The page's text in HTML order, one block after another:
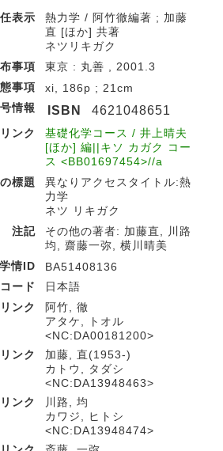
表示
熱力学 / 阿竹徹編著 ; 加藤
直 [ほか] 共著
ネツリキガク
事項
東京 : 丸善 , 2001.3
事項
xi, 186p ; 21cm
情報
ISBN 4621048651
ンク
基礎化学コース / 井上晴夫
[ほか] 編||キソ カガク コー
ス <BB01697454>//a
標題
異なりアクセスタイトル:熱
力学
ネツ リキガク
注記
その他の著者: 加藤直, 川路
均, 齋藤一弥, 横川晴美
学情ID
BA51408136
ード
日本語
ンク
阿竹, 徹
アタケ, トオル
<NC:DA00181200>
ンク
加藤, 直(1953-)
カトウ, タダシ
<NC:DA13948463>
ンク
川路, 均
カワジ, ヒトシ
<NC:DA13948474>